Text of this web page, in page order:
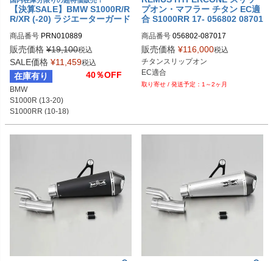
【決算SALE】BMW S1000R/R
R/XR (-20) ラジエーターガード
商品番号 PRN010889
PRN010889-01
PRN010889-02
PRN010889-04
PRN010889-05
PRN010889-06
PRN010889-07
PRN010889-08
PRN010889-09
PRN010889-10
販売価格 ¥19,100税込
SALE価格 ¥11,459税込
在庫有り 40％OFF
BMW
S1000R (13-20)
S1000RR (10-18)
プオン・マフラー チタン EC適
合 S1000RR 17- 056802 08701
商品番号 056802-087017
M型番：056802 087017
EU型番：rem_056802_087017
販売価格 ¥116,000税込
チタンスリップオン
EC適合
1～2ヶ月